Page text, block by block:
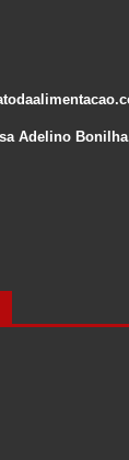
Adelino